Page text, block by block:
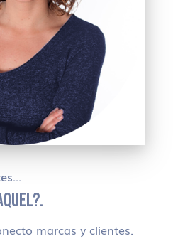
marcas y clientes.